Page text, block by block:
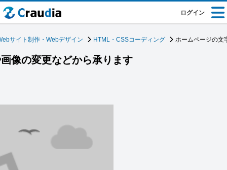
ログイン
サイト制作・Webデザイン HTML・CSSコーディング ホームページの文
像の変更などから承ります